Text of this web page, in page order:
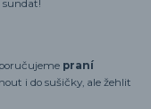
sundat!
praní
i do sušičky, ale žehlit